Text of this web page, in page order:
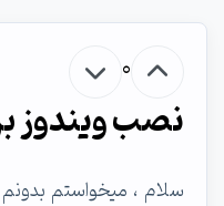
0
نصب ویندوز
سلام ، میخواستم بدونم من